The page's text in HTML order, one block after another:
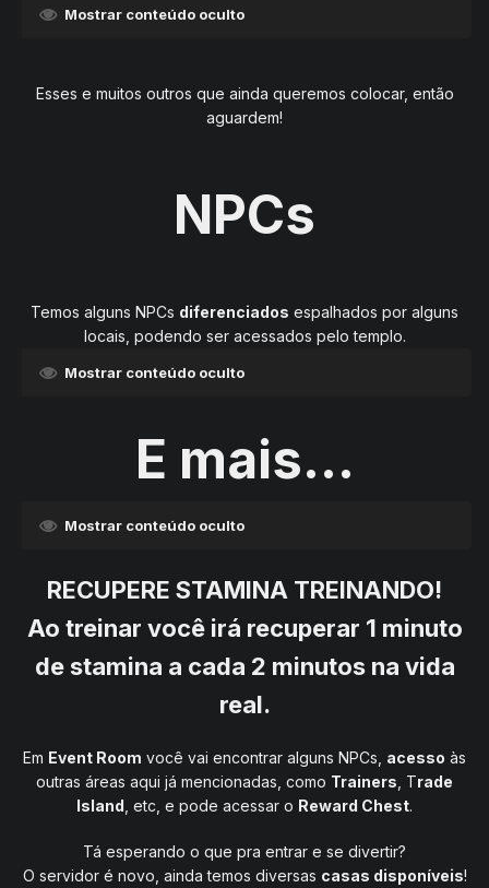
Mostrar conteúdo oculto
Esses e muitos outros que ainda queremos colocar, então
aguardem!
NPCs
Temos alguns NPCs diferenciados espalhados por alguns
locais, podendo ser acessados pelo templo.
Mostrar conteúdo oculto
E mais...
Mostrar conteúdo oculto
RECUPERE STAMINA TREINANDO!
Ao treinar você irá recuperar 1 minuto
de stamina a cada 2 minutos na vida
real.
Em Event Room você vai encontrar alguns NPCs, acesso às
outras áreas aqui já mencionadas, como Trainers , Trade
Island , etc, e pode acessar o Reward Chest.
Tá esperando o que pra entrar e se divertir?
O servidor é novo, ainda temos diversas casas disponíveis!